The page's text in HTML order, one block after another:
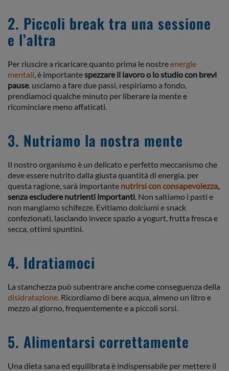
2. Piccoli break tra una sessione
e l’altra
Per riuscire a ricaricare quanto prima le nostreenergie
mentali, è importantespezzare il lavoro o lo studio con brevi
pause. usciamo a fare due passi, respiriamo a fondo,
prendiamoci qualche minuto per liberare la mente e
ricominciare meno affaticati.
3. Nutriamo la nostra mente
Il nostro organismo è un delicato e perfetto meccanismo che
deve essere nutrito dalla giusta quantità di energia. per
questa ragione, sarà importante nutrirsi con consapevolezza,
senza escludere nutrienti importanti. Non saltiamo i pasti e
non mangiamo schifezze. Evitiamo dolciumi e snack
confezionati, lasciando invece spazio a yogurt, frutta fresca e
secca, ottimi spuntini.
4. Idratiamoci
La stanchezza può subentrare anche come conseguenza della
disidratazione. Ricordiamo di bere acqua, almeno un litro e
mezzo al giorno, frequentemente e a piccoli sorsi.
5. Alimentarsi correttamente
Una dieta sana ed equilibrata è indispensabile per mettere il